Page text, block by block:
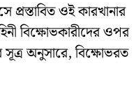
ওই কারখানার
বিক্ষোভকারীদের ওপর
সূত্র অনুসারে, বিক্ষোভরত